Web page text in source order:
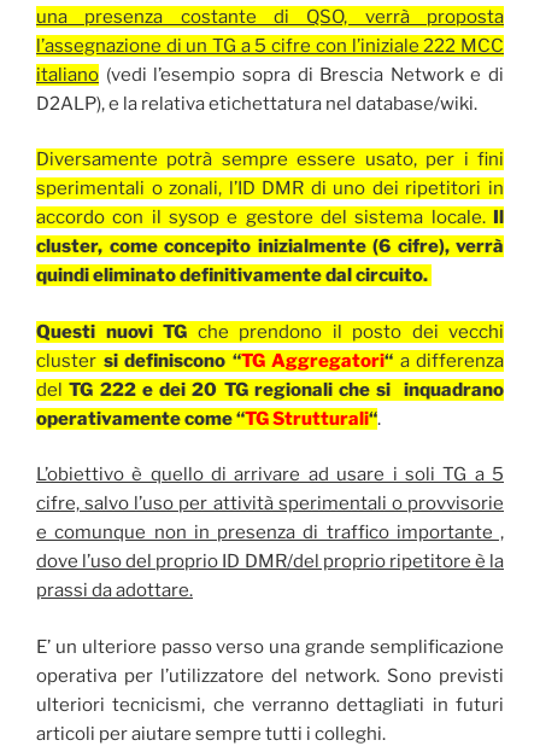
una presenza costante di QSO, verrà proposta
l’assegnazione di un TG a 5 cifre con l’iniziale 222 MCC
italiano (vedi l’esempio sopra di Brescia Network e di
D2ALP), e la relativa etichettatura nel database/wiki.
Diversamente potrà sempre essere usato, per i fini
sperimentali o zonali, l’ID DMR di uno dei ripetitori in
accordo con il sysop e gestore del sistema locale.
cluster, come concepito inizialmente (6 cifre), verrà
quindi eliminato definitivamente dal circuito.
Questi nuovi TG che prendono il posto dei vecchi
cluster si definiscono “TG Aggregatori“ a differenza
delTG 222 e dei 20 TG regionali che si inquadrano
operativamente come “TG Strutturali“.
L’obiettivo è quello di arrivare ad usare i soli TG a 5
cifre, salvo l’uso per attività sperimentali o provvisorie
e comunque non in presenza di traffico importante ,
dove l’uso del proprio ID DMR/del proprio ripetitore è la
prassi da adottare.
E’ un ulteriore passo verso una grande semplificazione
operativa per l’utilizzatore del network. Sono previsti
ulteriori tecnicismi, che verranno dettagliati in futuri
articoli per aiutare sempre tutti i colleghi.